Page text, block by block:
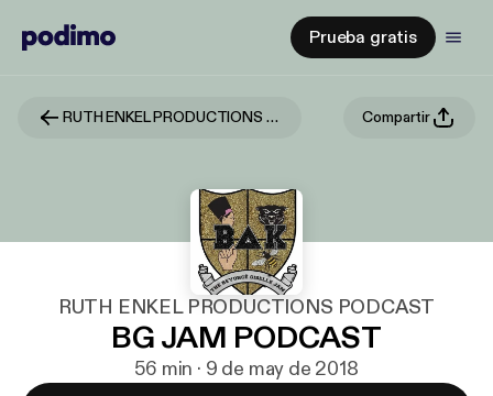
Prueba gratis
RUTH ENKEL PRODUCTIONS PODCAST Compartir
RUTH ENKEL PRODUCTIONS PODCAST
BG JAM PODCAST
56 min · 9 de may de 2018